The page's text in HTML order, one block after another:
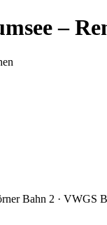
–
Bahn 2 · VWGS